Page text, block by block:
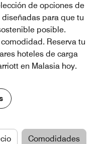
de opciones de
para que tu
posible.
Reserva tu
hoteles de carga
en Malasia hoy.
Comodidades